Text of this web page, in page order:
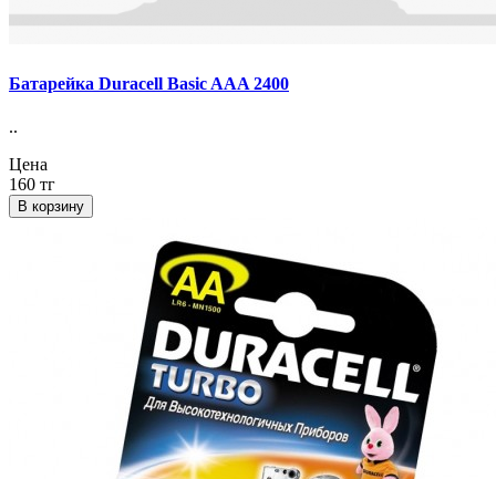
Батарейка Duracell Basic AAA 2400
..
Цена
160 тг
В корзину